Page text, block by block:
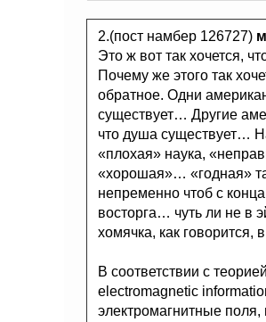
2.(пост намбер 126727)
Это ж вот так хочется,
Почему же этого так
обратное. Одни
существует… Другие
что душа существует…
«плохая» наука,
«хорошая»… «годная»
непременно чтоб с
восторга… чуть ли не в
хомячка, как говорится,
В соответствии с
electromagnetic
электромагнитные